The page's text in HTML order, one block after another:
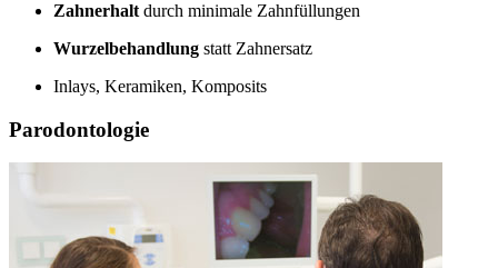
Zahnerhalt durch minimale Zahnfüllungen
Wurzelbehandlung statt Zahnersatz
Inlays, Keramiken, Komposits
Parodontologie